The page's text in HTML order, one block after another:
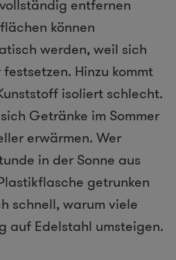
entfernen
können
werden, weil sich
Hinzu kommt
isoliert schlecht.
Getränke im Sommer
erwärmen. Wer
in der Sonne aus
getrunken
schnell, warum viele
auf Edelstahl umsteigen.